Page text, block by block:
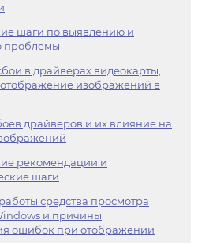
шаги по выявлению и
проблемы
в драйверах видеокарты,
изображений в
драйверов и их влияние на
рекомендации и
шаги
средства просмотра
и причины
ошибок при отображении